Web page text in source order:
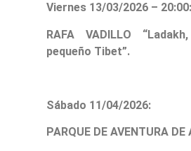
Viernes 13/03/2026 – 20:00:
RAFA VADILLO
pequeño Tibet”.
Sábado 11/04/2026:
PARQUE DE AVENTURA